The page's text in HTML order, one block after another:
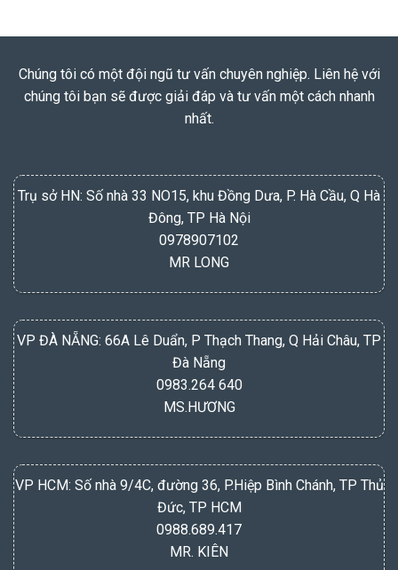
Chúng tôi có một đội ngũ tư vấn chuyên nghiệp. Liên hệ với
chúng tôi bạn sẽ được giải đáp và tư vấn một cách nhanh
nhất.
Trụ sở HN: Số nhà 33 NO15, khu Đồng Dưa, P. Hà Cầu, Q Hà
Đông, TP Hà Nội
0978907102
MR LONG
VP ĐÀ NẴNG: 66A Lê Duẩn, P Thạch Thang, Q Hải Châu, TP
Đà Nẵng
0983.264 640
MS.HƯƠNG
VP HCM: Số nhà 9/4C, đường 36, P.Hiệp Bình Chánh, TP Thủ
Đức, TP HCM
0988.689.417
MR. KIÊN